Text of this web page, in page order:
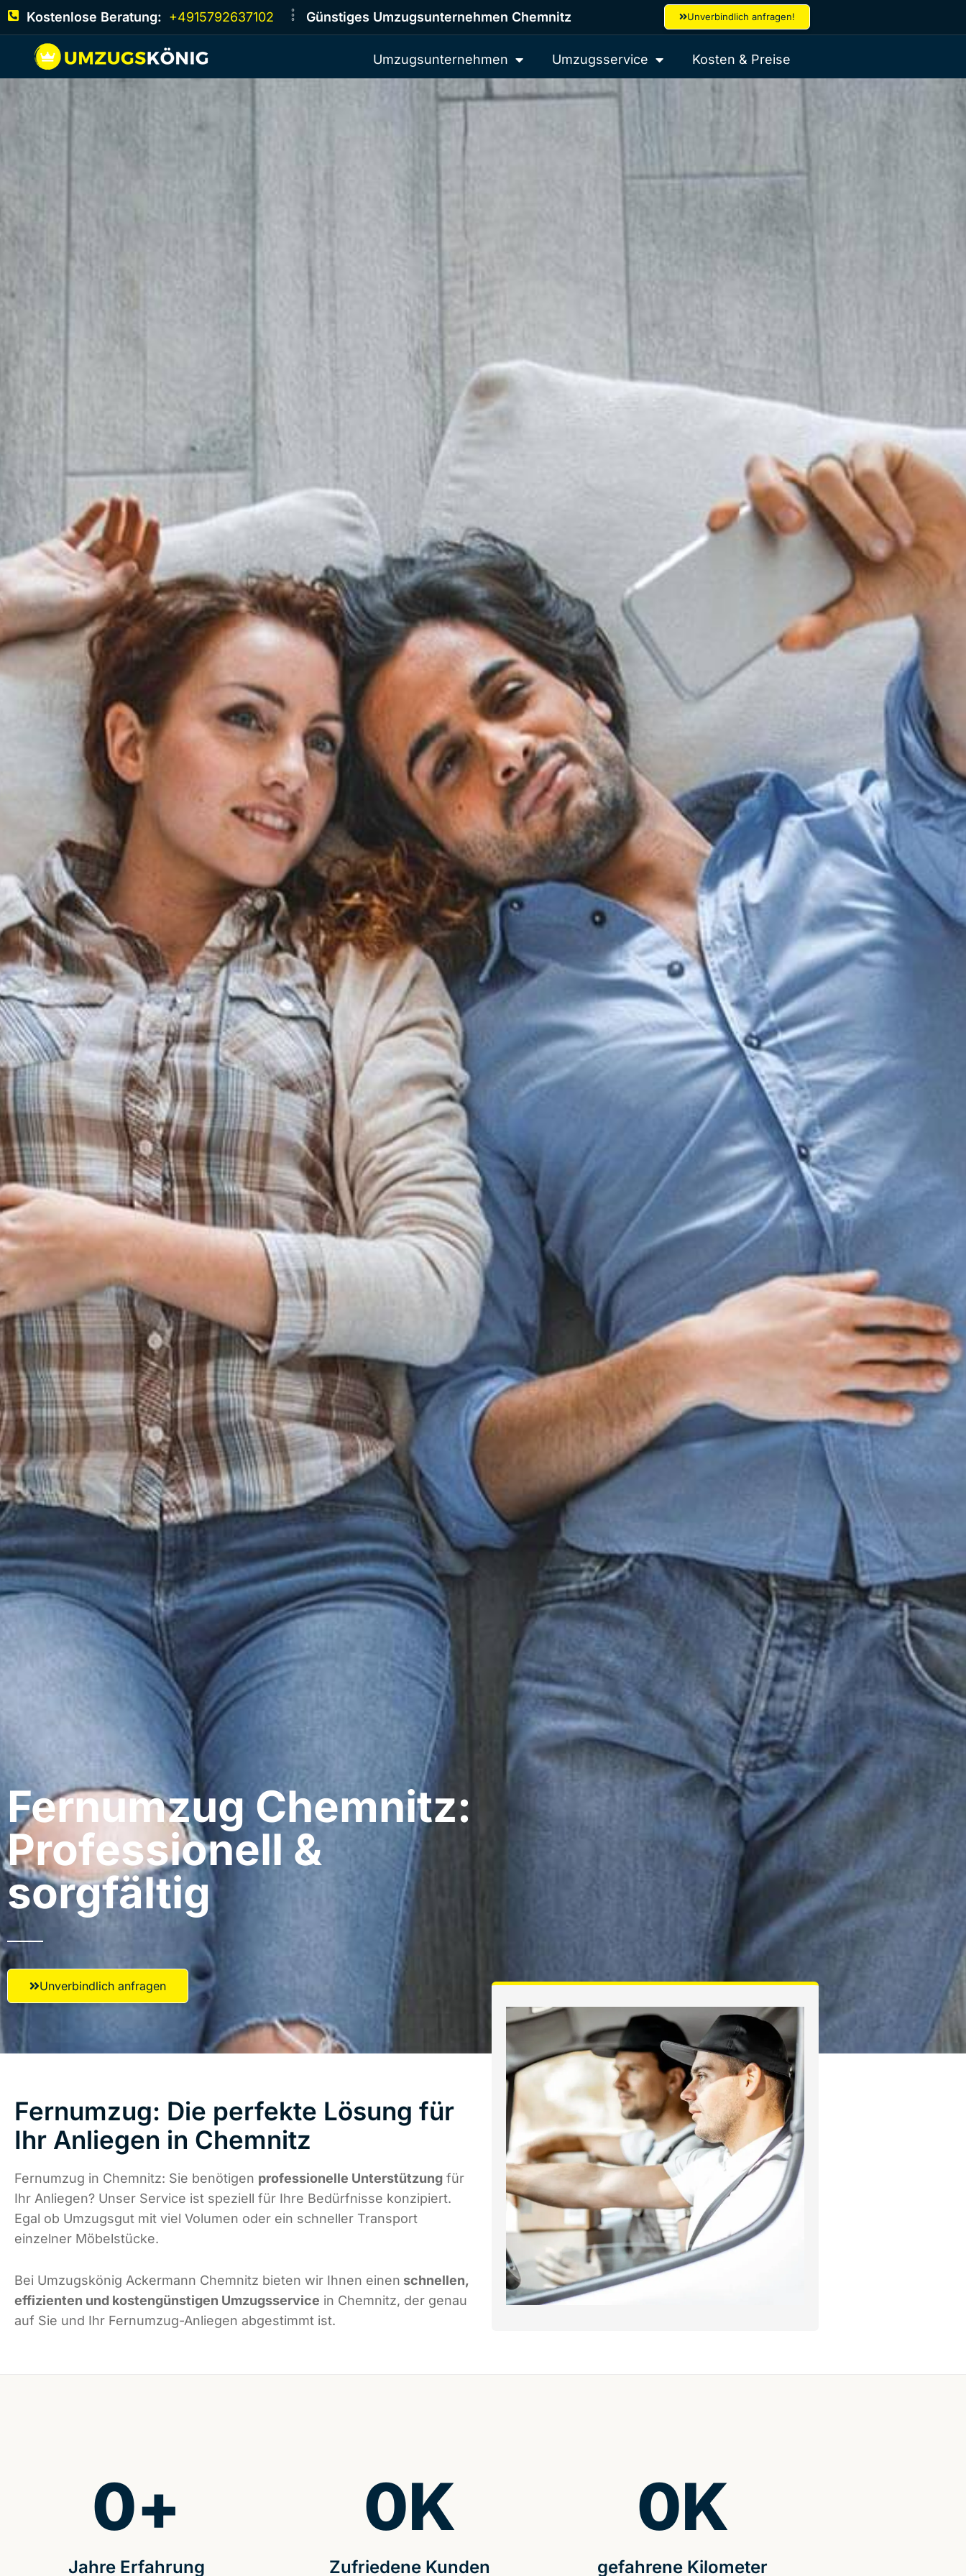
Kostenlose Beratung: +4915792637102 Günstiges Umzugsunternehmen Chemnitz Unverbindlich anfragen!
Umzugsunternehmen Umzugsservice Kosten & Preise
Fernumzug Chemnitz:
Professionell &
sorgfältig
Unverbindlich anfragen
Fernumzug: Die perfekte Lösung für
Ihr Anliegen in Chemnitz
Fernumzug in Chemnitz: Sie benötigen professionelle Unterstützung für
Ihr Anliegen? Unser Service ist speziell für Ihre Bedürfnisse konzipiert.
Egal ob Umzugsgut mit viel Volumen oder ein schneller Transport
einzelner Möbelstücke.
Bei Umzugskönig Ackermann Chemnitz bieten wir Ihnen einen schnellen,
effizienten und kostengünstigen Umzugsservice in Chemnitz, der genau
auf Sie und Ihr Fernumzug-Anliegen abgestimmt ist.
Jahre Erfahrung
0+
Zufriedene Kunden
0K
gefahrene Kilometer
0K